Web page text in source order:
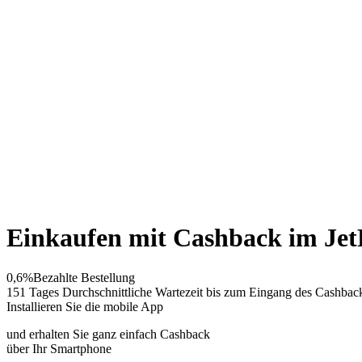
Einkaufen mit Cashback im
0,6%Bezahlte Bestellung
151 Tages Durchschnittliche Wartezeit bis zum Eingang des
Installieren Sie die mobile App
und erhalten Sie ganz einfach Cashback
über Ihr Smartphone